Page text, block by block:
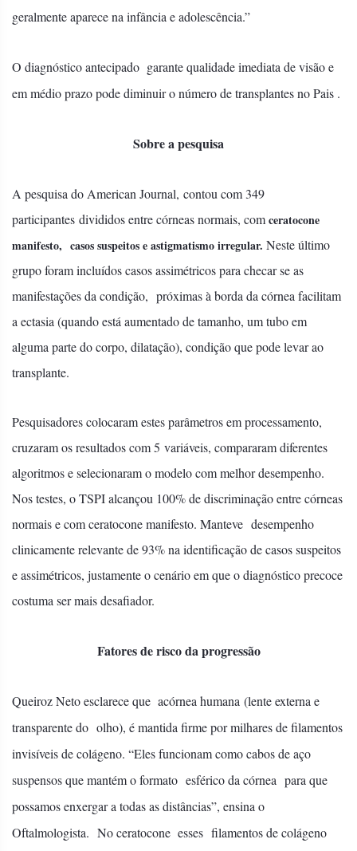
geralmente aparece na infância e adolescência.”
O diagnóstico antecipado garante qualidade imediata de visão e
em médio prazo pode diminuir o número de transplantes no Pais .
Sobre a pesquisa
A pesquisa do American Journal, contou com 349
participantes divididos entre córneas normais, comceratocone
manifesto, casos suspeitos e astigmatismo irregular. Neste último
grupo foram incluídos casos assimétricos para checar se as
manifestações da condição, próximas à borda da córnea facilitam
a ectasia (quando está aumentado de tamanho, um tubo em
alguma parte do corpo, dilatação), condição que pode levar ao
transplante.
Pesquisadores colocaram estes parâmetros em processamento,
cruzaram os resultados com 5 variáveis, compararam diferentes
algoritmos e selecionaram o modelo com melhor desempenho.
Nos testes, o TSPI alcançou 100% de discriminação entre córneas
normais e com ceratocone manifesto. Manteve desempenho
clinicamente relevante de 93% na identificação de casos suspeitos
e assimétricos, justamente o cenário em que o diagnóstico precoce
costuma ser mais desafiador.
Fatores de risco da progressão
Queiroz Neto esclarece que acórnea humana (lente externa e
transparente do olho), é mantida firme por milhares de filamentos
invisíveis de colágeno. “Eles funcionam como cabos de aço
suspensos que mantém o formato esférico da córnea para que
possamos enxergar a todas as distâncias”, ensina o
Oftalmologista. No ceratocone esses filamentos de colágeno